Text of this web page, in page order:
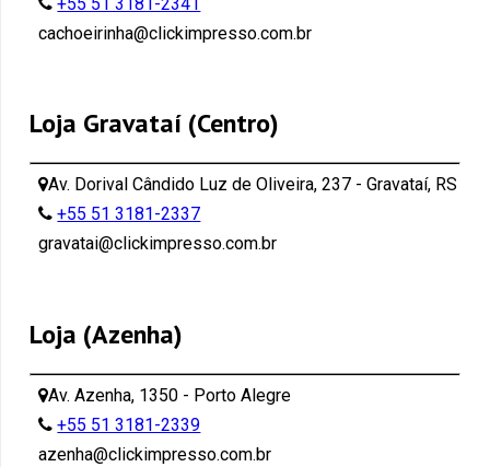
cachoeirinha@clickimpresso.com.br
Loja Gravataí (Centro)
Av. Dorival Cândido Luz de Oliveira, 237 - Gravataí, RS
+55 51 3181-2337
gravatai@clickimpresso.com.br
Loja (Azenha)
Av. Azenha, 1350 - Porto Alegre
+55 51 3181-2339
azenha@clickimpresso.com.br